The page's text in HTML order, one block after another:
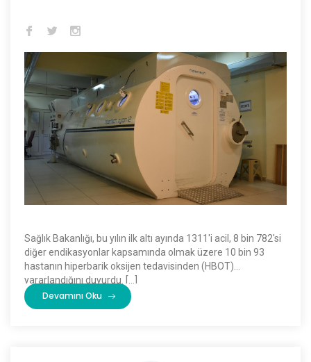
Sağlık Bakanlığı, bu yılın ilk altı ayında 1311'i acil, 8 bin 782'si
diğer endikasyonlar kapsamında olmak üzere 10 bin 93
hastanın hiperbarik oksijen tedavisinden (HBOT)
yararlandığını duyurdu. […]
Devamını Oku